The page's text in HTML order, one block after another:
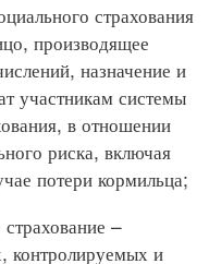
страхования
производящее
назначение и
участникам системы
в отношении
риска, включая
потери кормильца;
–
контролируемых и